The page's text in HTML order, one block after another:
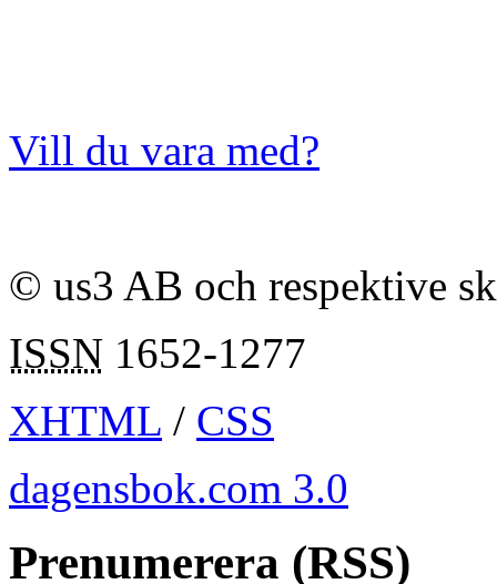
Vill du vara med?
© us3 AB och respektive
ISSN 1652-1277
XHTML / CSS
dagensbok.com 3.0
Prenumerera (RSS)